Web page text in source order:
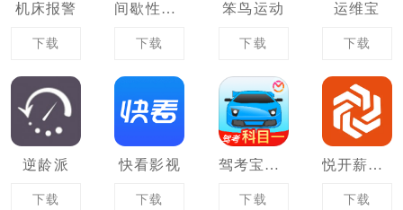
机床报警
下载
间歇性断食
下载
笨鸟运动
下载
运维宝
下载
逆龄派
下载
快看影视
下载
驾考宝典科目一
下载
悦开薪司机版
下载